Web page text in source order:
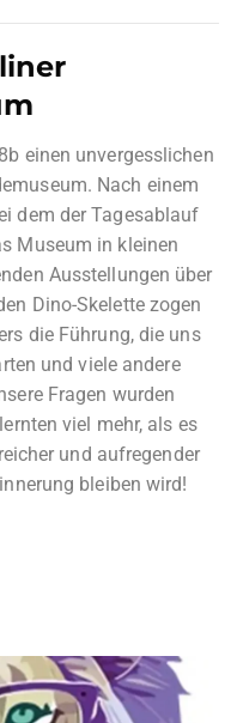
einen unvergesslichen
Nach einem
dem der Tagesablauf
Museum in kleinen
Ausstellungen über
Dino-Skelette zogen
die Führung, die uns
und viele andere
Fragen wurden
viel mehr, als es
und aufregender
bleiben wird!